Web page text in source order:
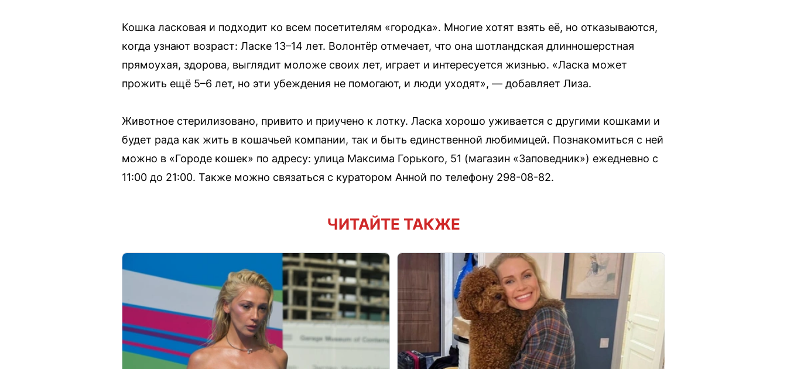
Кошка ласковая и подходит ко всем посетителям «городка». Многие хотят взять её, но отказываются,
когда узнают возраст: Ласке 13–14 лет. Волонтёр отмечает, что она шотландская длинношерстная
прямоухая, здорова, выглядит моложе своих лет, играет и интересуется жизнью. «Ласка может
прожить ещё 5–6 лет, но эти убеждения не помогают, и люди уходят», — добавляет Лиза.
Животное стерилизовано, привито и приучено к лотку. Ласка хорошо уживается с другими кошками и
будет рада как жить в кошачьей компании, так и быть единственной любимицей. Познакомиться с ней
можно в «Городе кошек» по адресу: улица Максима Горького, 51 (магазин «Заповедник») ежедневно с
11:00 до 21:00. Также можно связаться с куратором Анной по телефону 298-08-82.
ЧИТАЙТЕ ТАКЖЕ